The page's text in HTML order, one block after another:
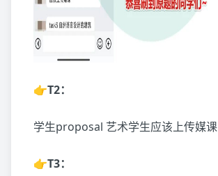
👉T2：
学生proposal 艺术学生应该上传媒课
👉T3：